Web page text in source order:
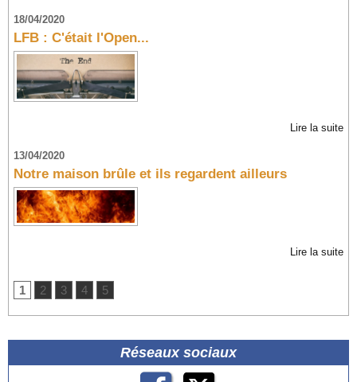
Réseaux sociaux
18/04/2020
LFB : C'était l'Open...
Lire la suite
13/04/2020
Notre maison brûle et ils regardent ailleurs
Lire la suite
1 2 3 4 5